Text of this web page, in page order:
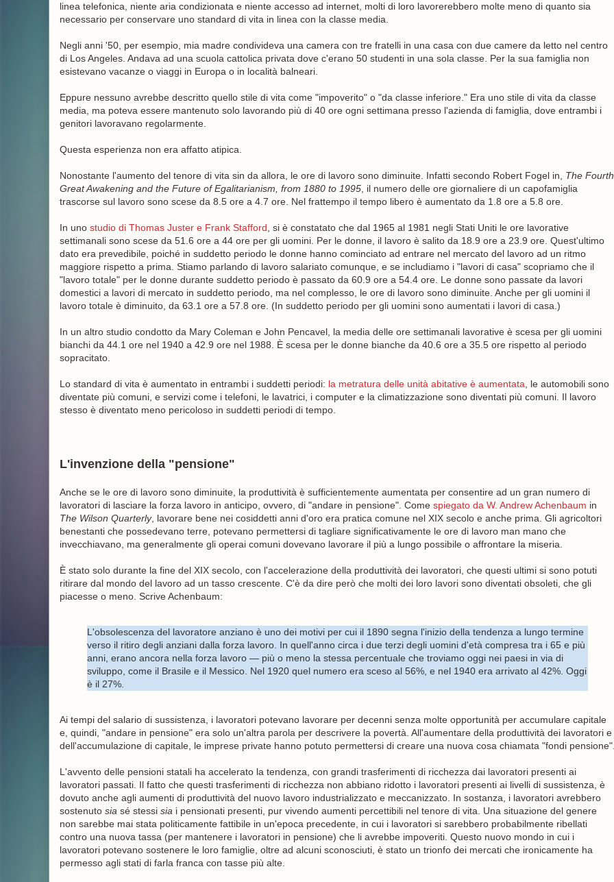
linea telefonica, niente aria condizionata e niente accesso ad internet, molti di loro lavorerebbero molte meno di quanto sia
necessario per conservare uno standard di vita in linea con la classe media.
Negli anni '50, per esempio, mia madre condivideva una camera con tre fratelli in una casa con due camere da letto nel centro
di Los Angeles. Andava ad una scuola cattolica privata dove c'erano 50 studenti in una sola classe. Per la sua famiglia non
esistevano vacanze o viaggi in Europa o in località balneari.
Eppure nessuno avrebbe descritto quello stile di vita come "impoverito" o "da classe inferiore." Era uno stile di vita da classe
media, ma poteva essere mantenuto solo lavorando più di 40 ore ogni settimana presso l'azienda di famiglia, dove entrambi i
genitori lavoravano regolarmente.
Questa esperienza non era affatto atipica.
Nonostante l'aumento del tenore di vita sin da allora, le ore di lavoro sono diminuite. Infatti secondo Robert Fogel in, The Fourth
Great Awakening and the Future of Egalitarianism, from 1880 to 1995, il numero delle ore giornaliere di un capofamiglia
trascorse sul lavoro sono scese da 8.5 ore a 4.7 ore. Nel frattempo il tempo libero è aumentato da 1.8 ore a 5.8 ore.
In uno studio di Thomas Juster e Frank Stafford , si è constatato che dal 1965 al 1981 negli Stati Uniti le ore lavorative
settimanali sono scese da 51.6 ore a 44 ore per gli uomini. Per le donne, il lavoro è salito da 18.9 ore a 23.9 ore. Quest'ultimo
dato era prevedibile, poiché in suddetto periodo le donne hanno cominciato ad entrare nel mercato del lavoro ad un ritmo
maggiore rispetto a prima. Stiamo parlando di lavoro salariato comunque, e se includiamo i "lavori di casa" scopriamo che il
"lavoro totale" per le donne durante suddetto periodo è passato da 60.9 ore a 54.4 ore. Le donne sono passate da lavori
domestici a lavori di mercato in suddetto periodo, ma nel complesso, le ore di lavoro sono diminuite. Anche per gli uomini il
lavoro totale è diminuito, da 63.1 ore a 57.8 ore. (In suddetto periodo per gli uomini sono aumentati i lavori di casa.)
In un altro studio condotto da Mary Coleman e John Pencavel, la media delle ore settimanali lavorative è scesa per gli uomini
bianchi da 44.1 ore nel 1940 a 42.9 ore nel 1988. È scesa per le donne bianche da 40.6 ore a 35.5 ore rispetto al periodo
sopracitato.
Lo standard di vita è aumentato in entrambi i suddetti periodi: la metratura delle unità abitative è aumentata , le automobili sono
diventate più comuni, e servizi come i telefoni, le lavatrici, i computer e la climatizzazione sono diventati più comuni. Il lavoro
stesso è diventato meno pericoloso in suddetti periodi di tempo.
L'invenzione della "pensione"
Anche se le ore di lavoro sono diminuite, la produttività è sufficientemente aumentata per consentire ad un gran numero di
lavoratori di lasciare la forza lavoro in anticipo, ovvero, di "andare in pensione". Come spiegato da W. Andrew Achenbaum in
The Wilson Quarterly, lavorare bene nei cosiddetti anni d'oro era pratica comune nel XIX secolo e anche prima. Gli agricoltori
benestanti che possedevano terre, potevano permettersi di tagliare significativamente le ore di lavoro man mano che
invecchiavano, ma generalmente gli operai comuni dovevano lavorare il più a lungo possibile o affrontare la miseria.
È stato solo durante la fine del XIX secolo, con l'accelerazione della produttività dei lavoratori, che questi ultimi si sono potuti
ritirare dal mondo del lavoro ad un tasso crescente. C'è da dire però che molti dei loro lavori sono diventati obsoleti, che gli
piacesse o meno. Scrive Achenbaum:
L'obsolescenza del lavoratore anziano è uno dei motivi per cui il 1890 segna l'inizio della tendenza a lungo termine
verso il ritiro degli anziani dalla forza lavoro. In quell'anno circa i due terzi degli uomini d'età compresa tra i 65 e più
anni, erano ancora nella forza lavoro — più o meno la stessa percentuale che troviamo oggi nei paesi in via di
sviluppo, come il Brasile e il Messico. Nel 1920 quel numero era sceso al 56%, e nel 1940 era arrivato al 42%. Oggi
è il 27%.
Ai tempi del salario di sussistenza, i lavoratori potevano lavorare per decenni senza molte opportunità per accumulare capitale
e, quindi, "andare in pensione" era solo un'altra parola per descrivere la povertà. All'aumentare della produttività dei lavoratori e
dell'accumulazione di capitale, le imprese private hanno potuto permettersi di creare una nuova cosa chiamata "fondi pensione".
L'avvento delle pensioni statali ha accelerato la tendenza, con grandi trasferimenti di ricchezza dai lavoratori presenti ai
lavoratori passati. Il fatto che questi trasferimenti di ricchezza non abbiano ridotto i lavoratori presenti ai livelli di sussistenza, è
dovuto anche agli aumenti di produttività del nuovo lavoro industrializzato e meccanizzato. In sostanza, i lavoratori avrebbero
sostenuto sia sé stessi sia i pensionati presenti, pur vivendo aumenti percettibili nel tenore di vita. Una situazione del genere
non sarebbe mai stata politicamente fattibile in un'epoca precedente, in cui i lavoratori si sarebbero probabilmente ribellati
contro una nuova tassa (per mantenere i lavoratori in pensione) che li avrebbe impoveriti. Questo nuovo mondo in cui i
lavoratori potevano sostenere le loro famiglie, oltre ad alcuni sconosciuti, è stato un trionfo dei mercati che ironicamente ha
permesso agli stati di farla franca con tasse più alte.